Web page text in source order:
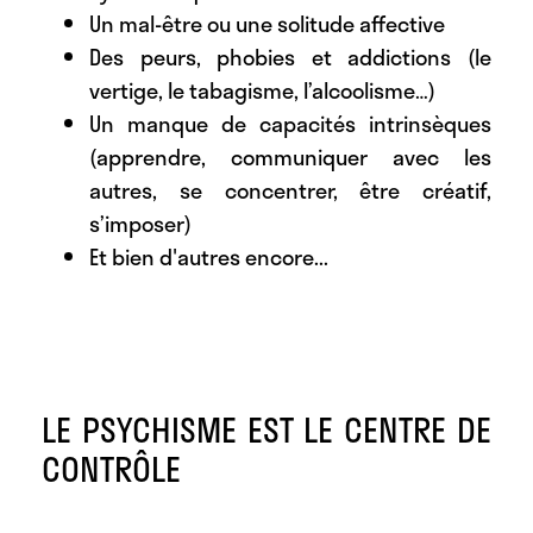
Un mal-être ou une solitude affective
Des peurs, phobies et addictions (le
vertige, le tabagisme, l’alcoolisme…)
Un manque de capacités intrinsèques
(apprendre, communiquer avec les
autres, se concentrer, être créatif,
s’imposer)
Et bien d'autres encore...
LE PSYCHISME EST LE CENTRE DE
CONTRÔLE